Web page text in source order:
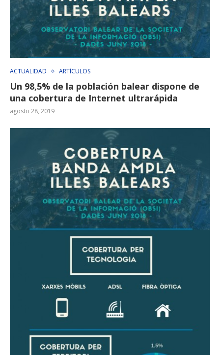
ACTUALIDAD ARTÍCULOS
Un 98,5% de la población balear dispone de
una cobertura de Internet ultrarápida
agosto 28, 2019